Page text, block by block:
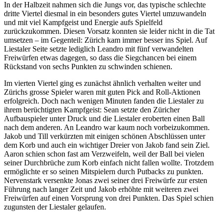
In der Halbzeit nahmen sich die Jungs vor, das typische schlechte
dritte Viertel diesmal in ein besonders gutes Viertel umzuwandeln
und mit viel Kampfgeist und Energie aufs Spielfeld
zurückzukommen. Diesen Vorsatz konnten sie leider nicht in die Tat
umsetzen – im Gegenteil: Zürich kam immer besser ins Spiel. Auf
Liestaler Seite setzte lediglich Leandro mit fünf verwandelten
Freiwürfen etwas dagegen, so dass die Siegchancen bei einem
Rückstand von sechs Punkten zu schwinden schienen.
Im vierten Viertel ging es zunächst ähnlich verhalten weiter und
Zürichs grosse Spieler waren mit guten Pick and Roll-Aktionen
erfolgreich. Doch nach wenigen Minuten fanden die Liestaler zu
ihrem berüchtigten Kampfgeist: Sean setzte den Züricher
Aufbauspieler unter Druck und die Liestaler eroberten einen Ball
nach dem anderen. An Leandro war kaum noch vorbeizukommen.
Jakob und Till verkürzten mit einigen schönen Abschlüssen unter
dem Korb und auch ein wichtiger Dreier von Jakob fand sein Ziel.
Aaron schien schon fast am Verzweifeln, weil der Ball bei vielen
seiner Durchbrüche zum Korb einfach nicht fallen wollte. Trotzdem
ermöglichte er so seinen Mitspielern durch Putbacks zu punkten.
Nervenstark versenkte Jonas zwei seiner drei Freiwürfe zur ersten
Führung nach langer Zeit und Jakob erhöhte mit weiteren zwei
Freiwürfen auf einen Vorsprung von drei Punkten. Das Spiel schien
zugunsten der Liestaler gelaufen.